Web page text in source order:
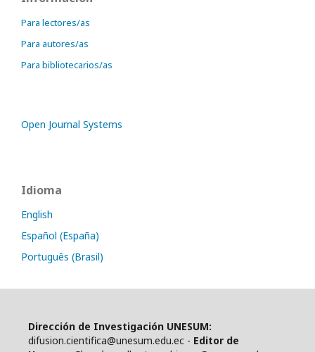
Para lectores/as
Para autores/as
Para bibliotecarios/as
Open Journal Systems
Idioma
English
Español (España)
Português (Brasil)
Dirección de Investigación UNESUM:
difusion.cientifica@unesum.edu.ec - Editor de